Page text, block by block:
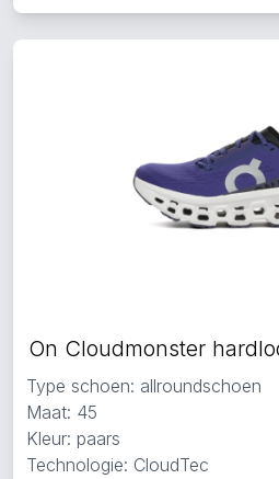
On Cloudmonster
Type schoen: allroundschoen
Maat: 45
Kleur: paars
Technologie: CloudTec